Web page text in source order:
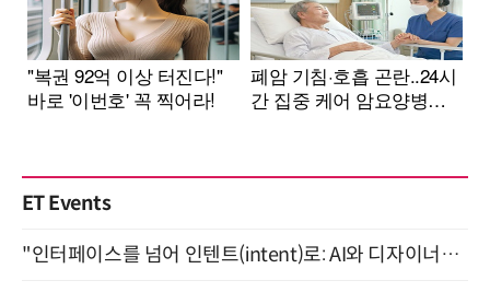
ET Events
"인터페이스를 넘어 인텐트(intent)로: AI와 디자이너가 함께 만드는 공존의 UX" 강남역 (9/2)